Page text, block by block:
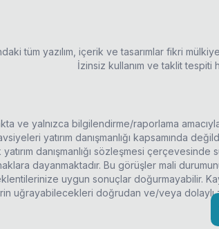
tüm yazılım, içerik ve tasarımlar fikri
İzinsiz kullanım ve taklit tespiti
ve yalnızca bilgilendirme/raporlama
yatırım danışmanlığı kapsamında değildir.
danışmanlığı sözleşmesi çerçevesinde
dayanmaktadır. Bu görüşler mali
uygun sonuçlar doğurmayabilir.
uğrayabilecekleri doğrudan ve/veya